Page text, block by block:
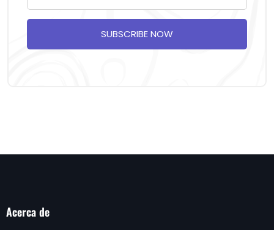
SUBSCRIBE NOW
Acerca de